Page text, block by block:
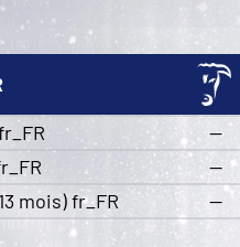
—
—
mois) fr_FR
—